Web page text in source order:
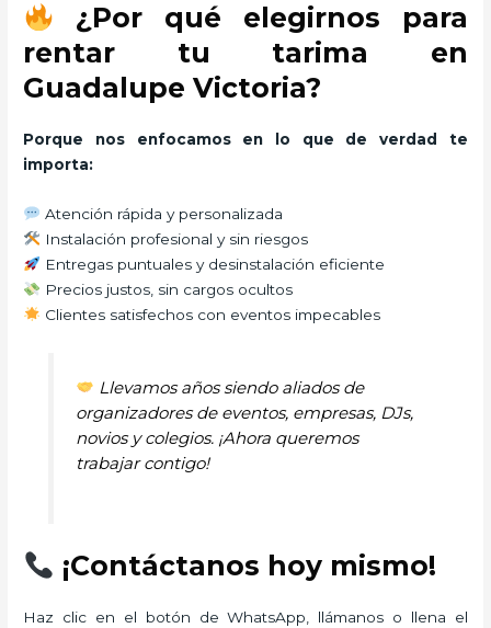
¿Por qué elegirnos para
rentar tu tarima en
Guadalupe Victoria?
Porque nos enfocamos en lo que de verdad te
importa:
Atención rápida y personalizada
Instalación profesional y sin riesgos
Entregas puntuales y desinstalación eficiente
Precios justos, sin cargos ocultos
Clientes satisfechos con eventos impecables
Llevamos años siendo aliados de
organizadores de eventos, empresas, DJs,
novios y colegios. ¡Ahora queremos
trabajar contigo!
¡Contáctanos hoy mismo!
Haz clic en el botón de WhatsApp, llámanos o llena el